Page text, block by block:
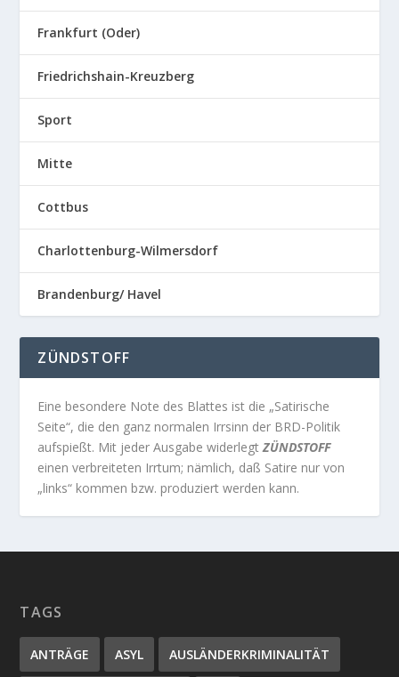
Frankfurt (Oder)
Friedrichshain-Kreuzberg
Sport
Mitte
Cottbus
Charlottenburg-Wilmersdorf
Brandenburg/ Havel
ZÜNDSTOFF
Eine besondere Note des Blattes ist die „Satirische
Seite“, die den ganz normalen Irrsinn der BRD-Politik
aufspießt. Mit jeder Ausgabe widerlegtZÜNDSTOFF
einen verbreiteten Irrtum; nämlich, daß Satire nur von
„links“ kommen bzw. produziert werden kann.
TAGS
ANTRÄGE ASYL AUSLÄNDERKRIMINALITÄT